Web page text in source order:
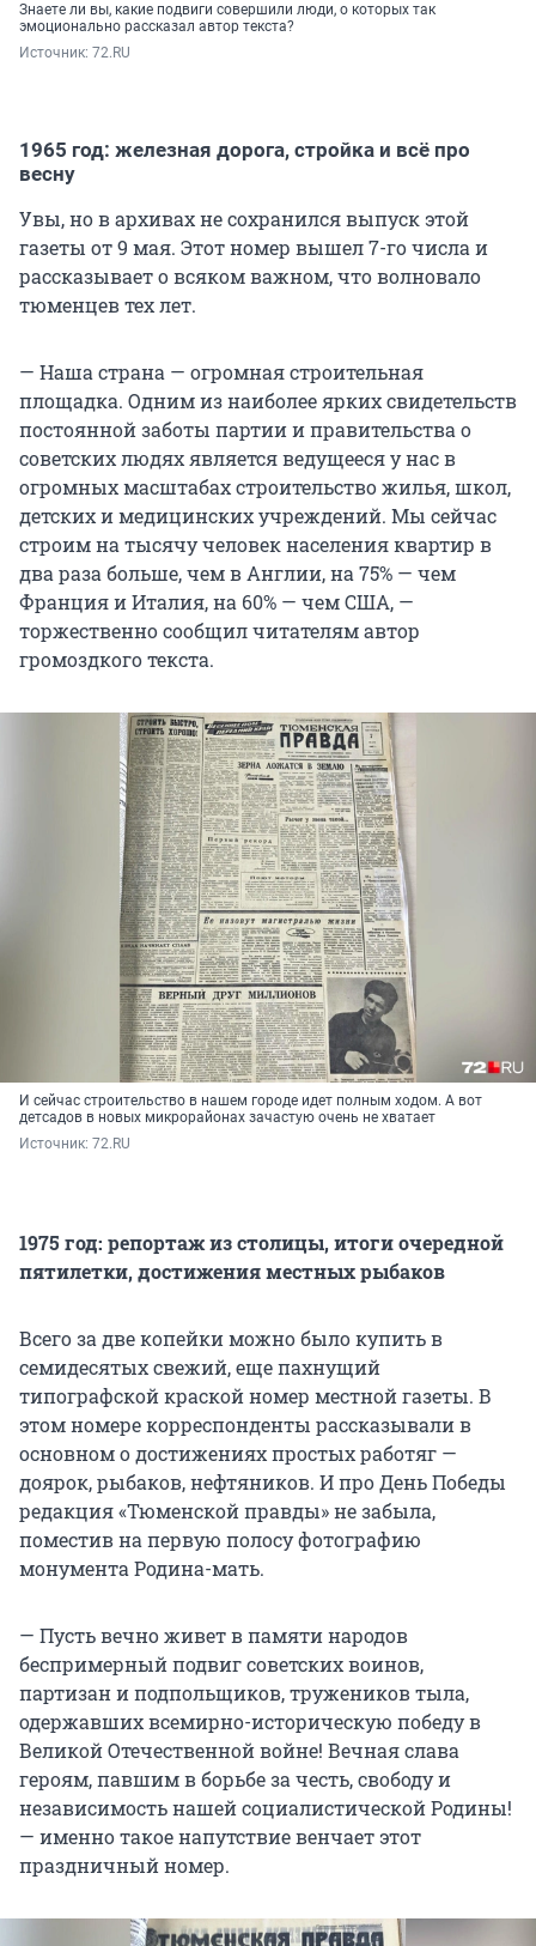
Знаете ли вы, какие подвиги совершили люди, о которых так
эмоционально рассказал автор текста?
Источник: 72.RU
1965 год: железная дорога, стройка и всё про
весну
Увы, но в архивах не сохранился выпуск этой
газеты от 9 мая. Этот номер вышел 7-го числа и
рассказывает о всяком важном, что волновало
тюменцев тех лет.
— Наша страна — огромная строительная
площадка. Одним из наиболее ярких свидетельств
постоянной заботы партии и правительства о
советских людях является ведущееся у нас в
огромных масштабах строительство жилья, школ,
детских и медицинских учреждений. Мы сейчас
строим на тысячу человек населения квартир в
два раза больше, чем в Англии, на 75% — чем
Франция и Италия, на 60% — чем США, —
торжественно сообщил читателям автор
громоздкого текста.
И сейчас строительство в нашем городе идет полным ходом. А вот
детсадов в новых микрорайонах зачастую очень не хватает
Источник: 72.RU
1975 год: репортаж из столицы, итоги очередной
пятилетки, достижения местных рыбаков
Всего за две копейки можно было купить в
семидесятых свежий, еще пахнущий
типографской краской номер местной газеты. В
этом номере корреспонденты рассказывали в
основном о достижениях простых работяг —
доярок, рыбаков, нефтяников. И про День Победы
редакция «Тюменской правды» не забыла,
поместив на первую полосу фотографию
монумента Родина-мать.
— Пусть вечно живет в памяти народов
беспримерный подвиг советских воинов,
партизан и подпольщиков, тружеников тыла,
одержавших всемирно-историческую победу в
Великой Отечественной войне! Вечная слава
героям, павшим в борьбе за честь, свободу и
независимость нашей социалистической Родины!
— именно такое напутствие венчает этот
праздничный номер.